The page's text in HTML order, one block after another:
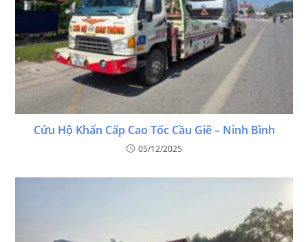
Cứu Hộ Khẩn Cấp Cao Tốc Cầu Giẽ – Ninh Bình
05/12/2025